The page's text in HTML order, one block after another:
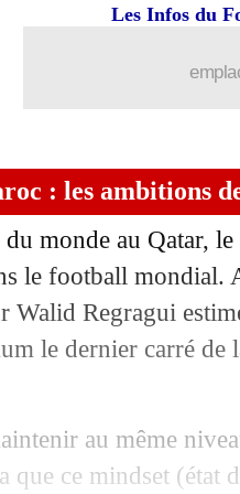
Les Infos du
: les ambitions
monde au Qatar,
le football mondial.
Walid Regragui
le dernier carré de
au même
que ce mindset (état